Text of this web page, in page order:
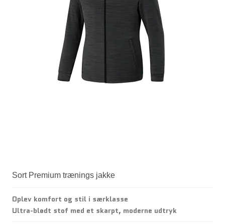
Sort Premium trænings jakke
Oplev komfort og stil i særklasse
Ultra-blødt stof med et skarpt, moderne udtryk